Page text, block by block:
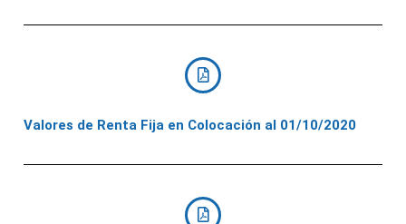
Valores de Renta Fija en Colocación al 01/10/2020